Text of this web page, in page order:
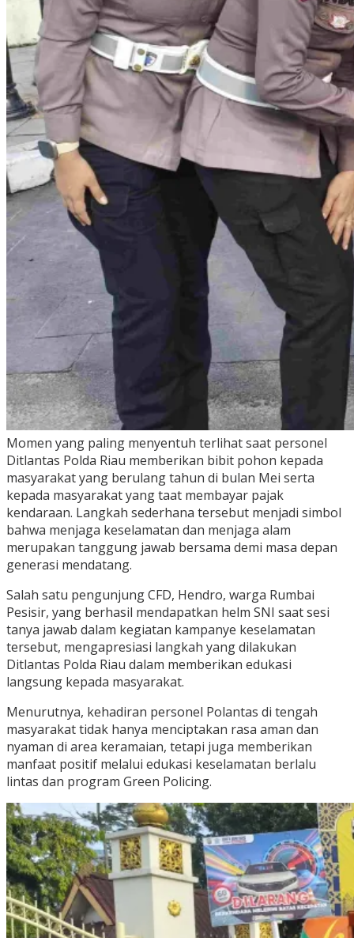
Momen yang paling menyentuh terlihat saat personel
Ditlantas Polda Riau memberikan bibit pohon kepada
masyarakat yang berulang tahun di bulan Mei serta
kepada masyarakat yang taat membayar pajak
kendaraan. Langkah sederhana tersebut menjadi simbol
bahwa menjaga keselamatan dan menjaga alam
merupakan tanggung jawab bersama demi masa depan
generasi mendatang.
Salah satu pengunjung CFD, Hendro, warga Rumbai
Pesisir, yang berhasil mendapatkan helm SNI saat sesi
tanya jawab dalam kegiatan kampanye keselamatan
tersebut, mengapresiasi langkah yang dilakukan
Ditlantas Polda Riau dalam memberikan edukasi
langsung kepada masyarakat.
Menurutnya, kehadiran personel Polantas di tengah
masyarakat tidak hanya menciptakan rasa aman dan
nyaman di area keramaian, tetapi juga memberikan
manfaat positif melalui edukasi keselamatan berlalu
lintas dan program Green Policing.